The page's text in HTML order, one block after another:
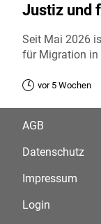
Justiz und
Seit Mai 2026
für Migration in
vor 5 Wochen
AGB
Datenschutz
Impressum
Login